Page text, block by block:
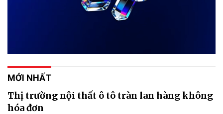
MỚI NHẤT
Thị trường nội thất ô tô tràn lan hàng không
hóa đơn